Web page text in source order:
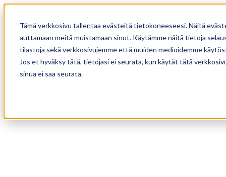
Tämä verkkosivu tallentaa evästeitä tietokoneeseesi. Näitä
auttamaan meitä muistamaan sinut. Käytämme näitä tietoja
tilastoja sekä verkkosivujemme että muiden medioidemme
Jos et hyväksy tätä, tietojasi ei seurata, kun käytät tätä
sinua ei saa seurata.